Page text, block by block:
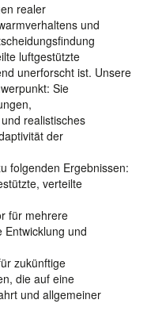
realer
und
luftgestützte
unerforscht ist. Unsere
Sie
realistisches
der
folgenden Ergebnissen:
verteilte
für mehrere
Entwicklung und
zukünftige
die auf eine
und allgemeiner